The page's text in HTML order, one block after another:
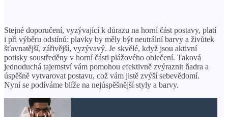
Stejné doporučení, vyzývající k důrazu na horní část postavy, platí
i při výběru odstínů: plavky by měly být neutrální barvy a živůtek
šťavnatější, zářivější, vyzývavý. Je skvělé, když jsou aktivní
potisky soustředěny v horní části plážového oblečení. Taková
jednoduchá tajemství vám pomohou efektivně zvýraznit ňadra a
úspěšně vytvarovat postavu, což vám jistě zvýší sebevědomí.
Nyní se podíváme blíže na nejúspěšnější styly a barvy.